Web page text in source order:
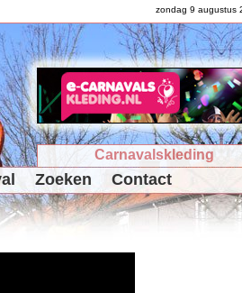
zondag 9 augustus
Carnavalskleding
Zoeken Contact